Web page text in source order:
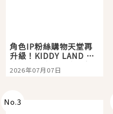
角色IP粉絲購物天堂再
升級！KIDDY LAND 原
宿店吉伊卡哇迎客，新
開幕 OMOKADO 店3分
2026年07月07日
No.3